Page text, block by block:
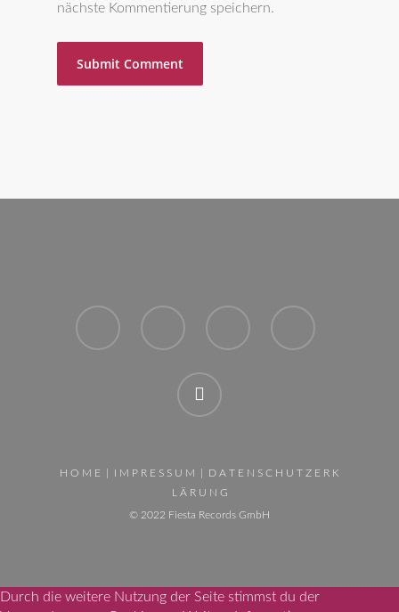
nächste Kommentierung speichern.
H O M E I M P R E S S U M
D A T E N S C H U T Z E R K
L Ä R U N G
© 2022 Fiesta Records GmbH
Durch die weitere Nutzung der Seite stimmst du der